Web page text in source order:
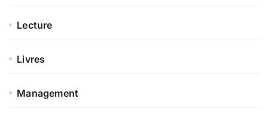
Lecture
Livres
Management